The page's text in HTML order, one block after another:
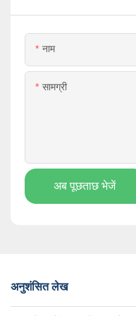
नाम
सामग्री
अब पूछताछ भेजें
अनुशंसित लेख